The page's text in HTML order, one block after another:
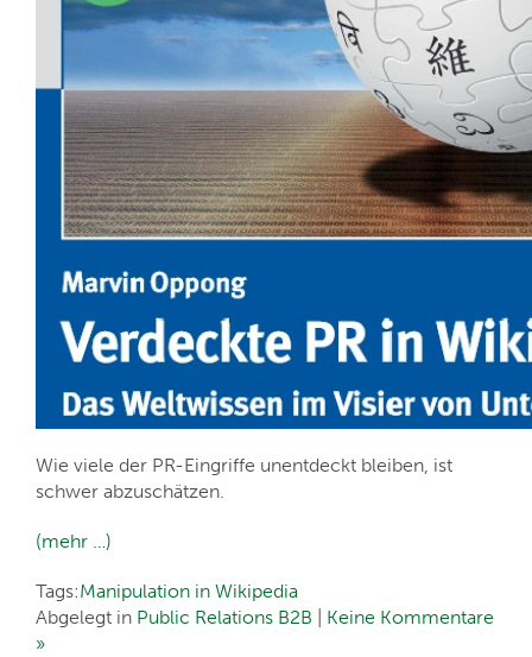
Wie viele der PR-Eingriffe unentdeckt bleiben, ist
schwer abzuschätzen.
(mehr …)
Tags:Manipulation in Wikipedia
Abgelegt in Public Relations B2B
Keine Kommentare
»